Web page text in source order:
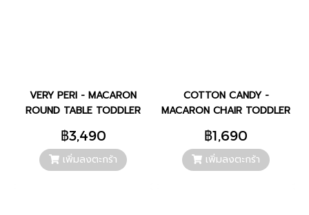
VERY PERI - MACARON
ROUND TABLE TODDLER
฿3,490
เพิ่มลงตะกร้า
COTTON CANDY -
MACARON CHAIR TODDLER
฿1,690
เพิ่มลงตะกร้า